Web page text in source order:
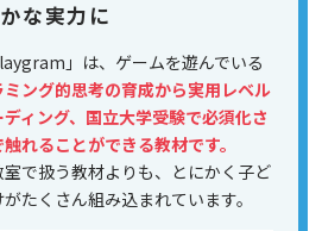
かな実力に
」は、ゲームを遊んでいる
ミング的思考の育成から実用レベル
ィング、国立大学受験で必須化さ
れることができる教材です。
で扱う教材よりも、とにかく子ど
たくさん組み込まれています。